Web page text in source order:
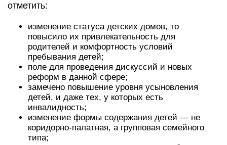
отметить:
изменение статуса детских домов, то
повысило их привлекательность для
родителей и комфортность условий
пребывания детей;
поле для проведения дискуссий и новых
реформ в данной сфере;
замечено повышение уровня усыновления
детей, и даже тех, у которых есть
инвалидность;
изменение формы содержания детей — не
коридорно-палатная, а групповая семейного
типа;